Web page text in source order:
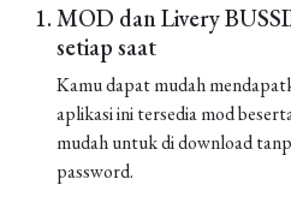
MOD dan Livery
setiap saat
Kamu dapat mudah
aplikasi ini tersedia mod
mudah untuk di download
password.